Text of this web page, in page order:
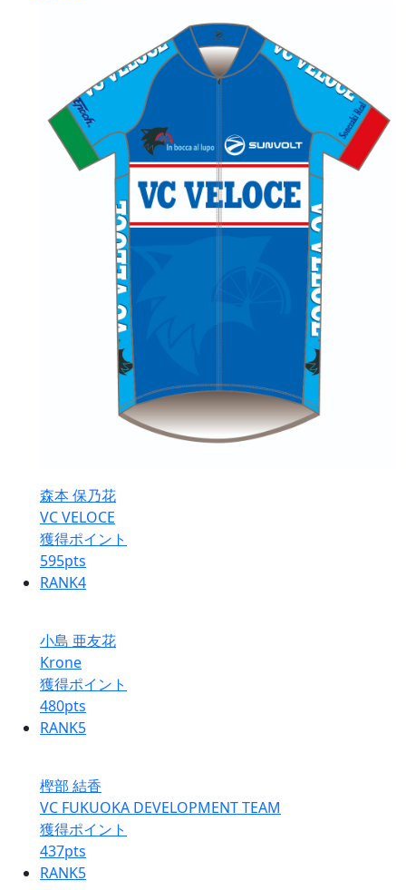
森本 保乃花
VC VELOCE
獲得ポイント
595pts
RANK4
小島 亜友花
Krone
獲得ポイント
480pts
RANK5
樫部 結香
VC FUKUOKA DEVELOPMENT TEAM
獲得ポイント
437pts
RANK5